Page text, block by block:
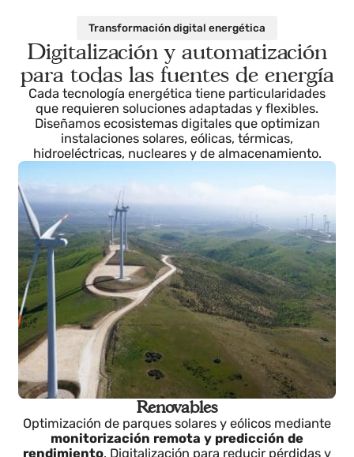
Transformación digital energética
Digitalización y automatización
para todas las fuentes de
Cada tecnología energética tiene particularidades
que requieren soluciones adaptadas y flexibles.
Diseñamos ecosistemas digitales que optimizan
instalaciones solares, eólicas, térmicas,
hidroeléctricas, nucleares y de almacenamiento.